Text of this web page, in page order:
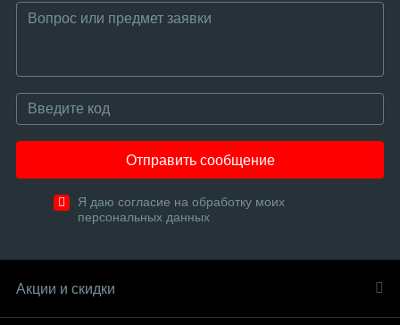
Отправить сообщение
Я даю согласие на обработку моих
персональных данных
Акции и скидки